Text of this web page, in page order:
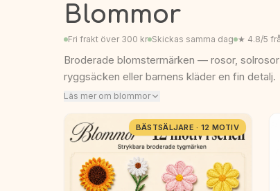
Blommor
Fri frakt över 300 kr Skickas samma dag ★ 4.8/5
Broderade blomstermärken — rosor,
ryggsäcken eller barnens kläder en fin detalj.
Läs mer om blommor
BÄSTSÄLJARE · 12 MOTIV